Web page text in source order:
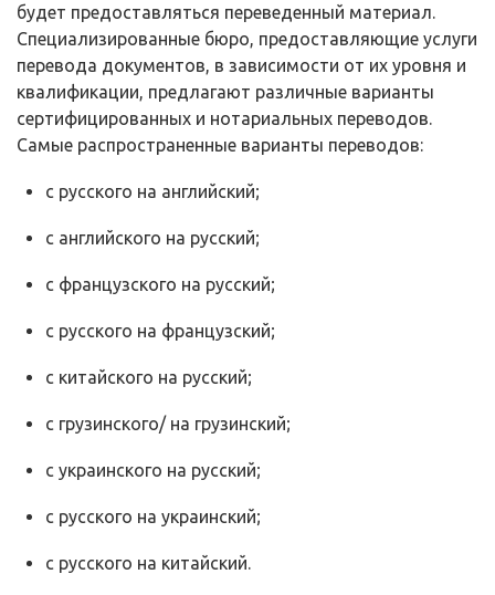
будет предоставляться переведенный материал.
Специализированные бюро, предоставляющие услуги
перевода документов, в зависимости от их уровня и
квалификации, предлагают различные варианты
сертифицированных и нотариальных переводов.
Самые распространенные варианты переводов:
с русского на английский;
с английского на русский;
с французского на русский;
с русского на французский;
с китайского на русский;
с грузинского/ на грузинский;
с украинского на русский;
с русского на украинский;
с русского на китайский.